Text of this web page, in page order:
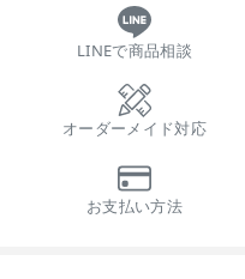
LINEで商品相談
オーダーメイド対応
お支払い方法